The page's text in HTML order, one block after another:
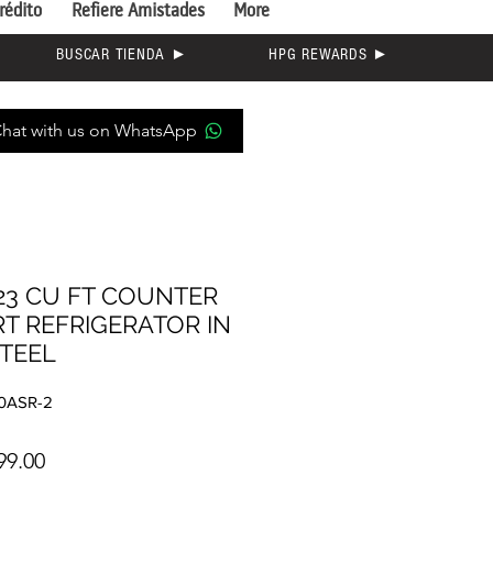
Refiere Amistades More
BUSCAR TIENDA ► HPG REWARDS ►
with us on WhatsApp
CU FT COUNTER
REFRIGERATOR IN
2
Precio de oferta